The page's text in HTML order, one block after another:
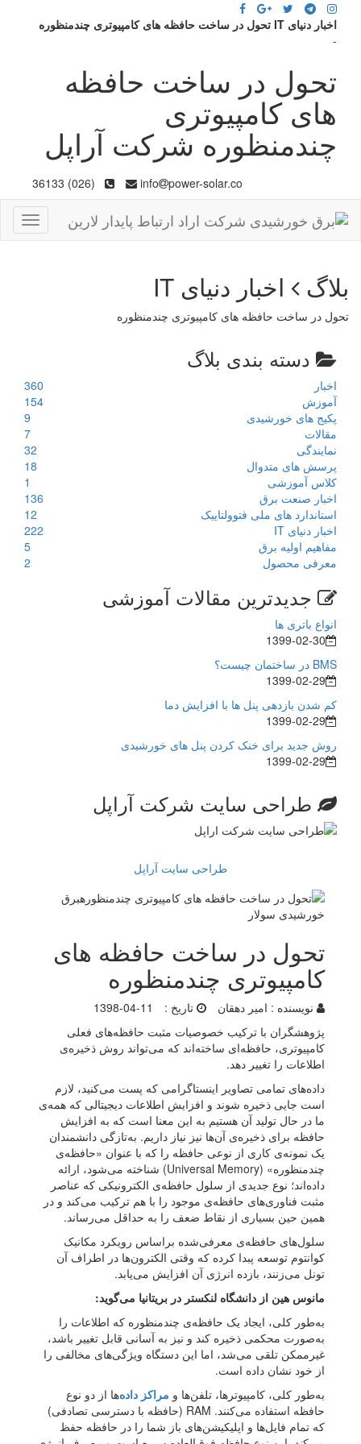
اخبار دنیای IT تحول در ساخت حافظه های کامپیوتری چندمنظوره
-
تحول در ساخت حافظه
های کامپیوتری
چندمنظوره شرکت آراپل
info power-solar.co
(026) 36133
بلاگ اخبار دنیای IT
تحول در ساخت حافظه های کامپیوتری چندمنظوره
دسته بندی بلاگ
اخبار
360
آموزش
154
پکیج های خورشیدی
9
مقالات
7
نمایندگی
32
پرسش های متدوال
18
کلاس آموزشی
1
اخبار صنعت برق
136
استاندارد های ملی فتوولتاییک
12
اخبار دنیای IT
222
مفاهیم اولیه برق
5
معرفی محصول
2
جدیدترین مقالات آموزشی
انواع باتری ها
1399-02-30
BMS در ساختمان چیست؟
1399-02-29
کم شدن بازدهی پنل ها با افزایش دما
1399-02-29
روش جدید برای خنک کردن پنل های خورشیدی
1399-02-29
طراحی سایت شرکت آراپل
طراحی سایت آراپل
تحول در ساخت حافظه های
کامپیوتری چندمنظوره
نویسنده : امیر دهقان تاریخ :
1398-04-11
پژوهشگران با ترکیب خصوصیات مثبت حافظه‌های فعلی
کامپیوتری، حافظه‌ای ساخته‌اند که می‌تواند روش ذخیره‌ی
اطلاعات را تغییر دهد.
داده‌های تمامی تصاویر اینستاگرامی که پست می‌کنید، لازم
است جایی ذخیره شوند و افزایش اطلاعات دیجیتالی که همه‌ی
ما در حال تولید آن هستیم به این معنا است که به افزایش
حافظه برای ذخیره‌ی آن‌ها نیز نیاز داریم. به‌تازگی دانشمندان
یک نمونه‌ی کاری از نوعی حافظه را که با عنوان «حافظه‌ی
چندمنظوره» (Universal Memory) شناخته می‌شود، ارائه
داده‌اند؛ نوع جدیدی از سلول حافظه‌ی الکترونیکی که عناصر
مثبت فناوری‌های حافظه‌ی موجود را با هم ترکیب می‌کند و در
همین حین بسیاری از نقاط ضعف را به حداقل می‌رساند.
سلول‌های حافظه‌ی معرفی‌شده براساس رویکرد مکانیک
کوانتوم توسعه پبدا کرده که وقتی الکترون‌ها در اطراف آن
تونل می‌زنند، بازده انرژی آن افزایش می‌یابد.
مانوس هین از دانشگاه لنکستر در بریتانیا می‌گوید:
به‌طور کلی، ایجاد یک حافظه‌ی چندمنظوره که اطلاعات را
به‌صورت محکمی ذخیره کند و نیز به آسانی قابل تغییر باشد،
غیرممکن تلقی می‌شد، اما این دستگاه ویژگی‌های مخالفی را
از خود نشان داده است.
به‌طور کلی، کامپیوترها، تلفن‌ها و مراکز داده‌ها از دو نوع
حافظه استفاده می‌کنند. RAM (حافظه با دسترسی تصادفی)
که تمام فایل‌ها و اپلیکیشن‌های باز شما را در حافظه حفظ